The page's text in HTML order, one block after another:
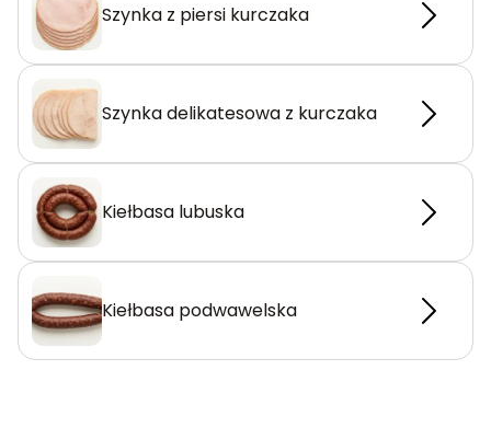
Szynka z piersi kurczaka
Szynka delikatesowa z kurczaka
Kiełbasa lubuska
Kiełbasa podwawelska